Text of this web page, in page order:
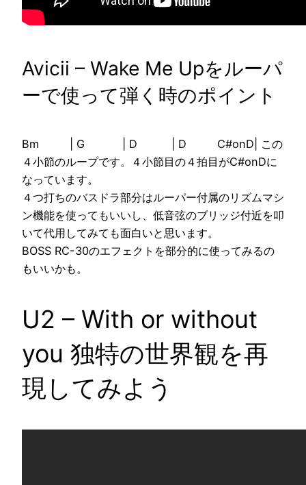
Avicii – Wake Me Upをルーパ
ーで使って弾く時のポイント
Bm | G | D | D C#onD| この
４小節のループです。４小節目の４拍目がC#onDに
なっています。
４つ打ちのバスドラ部分はルーパー付属のリズムマシ
ン機能を使ってもいいし、低音弦のブリッジ付近を叩
いて代用してみても面白いと思います。
BOSS RC-30のエフェクトを部分的に使ってみるの
もいいかも。
U2 – With or without
you 独特の世界観を再
現してみよう